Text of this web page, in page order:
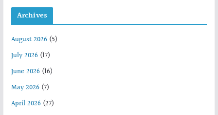
Archives
August 2026(5)
July 2026(17)
June 2026(16)
May 2026(7)
April 2026(27)